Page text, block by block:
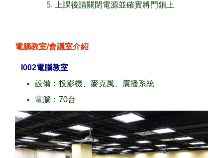
上課後請關閉電源並確實將門鎖上
電腦教室/會議室介紹
I002電腦教室
設備：投影機、麥克風、廣播系統
電腦：70台